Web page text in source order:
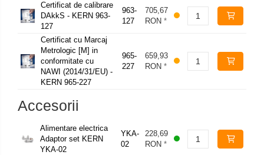
Certificat de calibrare
DAkkS - KERN 963-
127
963-
127
705,67
RON*
Certificat cu Marcaj
Metrologic [M] in
conformitate cu
NAWI (2014/31/EU) -
KERN 965-227
965-
227
659,93
RON*
Accesorii
Alimentare electrica
Adaptor set KERN
YKA-02
YKA-
02
228,69
RON *